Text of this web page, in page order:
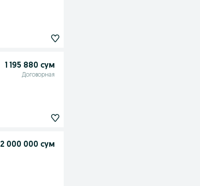
1 195 880 сум
Договорная
2 000 000 сум